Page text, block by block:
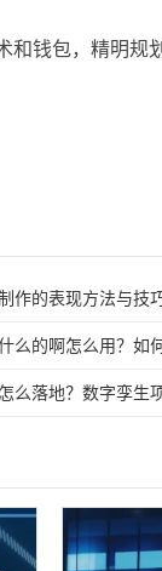
和钱包，精明规
作的表现方法与技
现手法）
么的啊怎么用？如
么落地？数字孪生